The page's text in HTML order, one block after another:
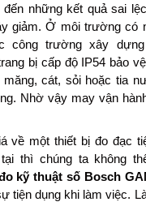
đến những kết quả sai
giảm. Ở môi trường có
công trường xây dựng
bị cấp độ IP54 bảo
măng, cát, sỏi hoặc tia
Nhờ vậy may vận
về một thiết bị đo đạc
thì chúng ta không
kỹ thuật số Bosch
tiện dụng khi làm việc.